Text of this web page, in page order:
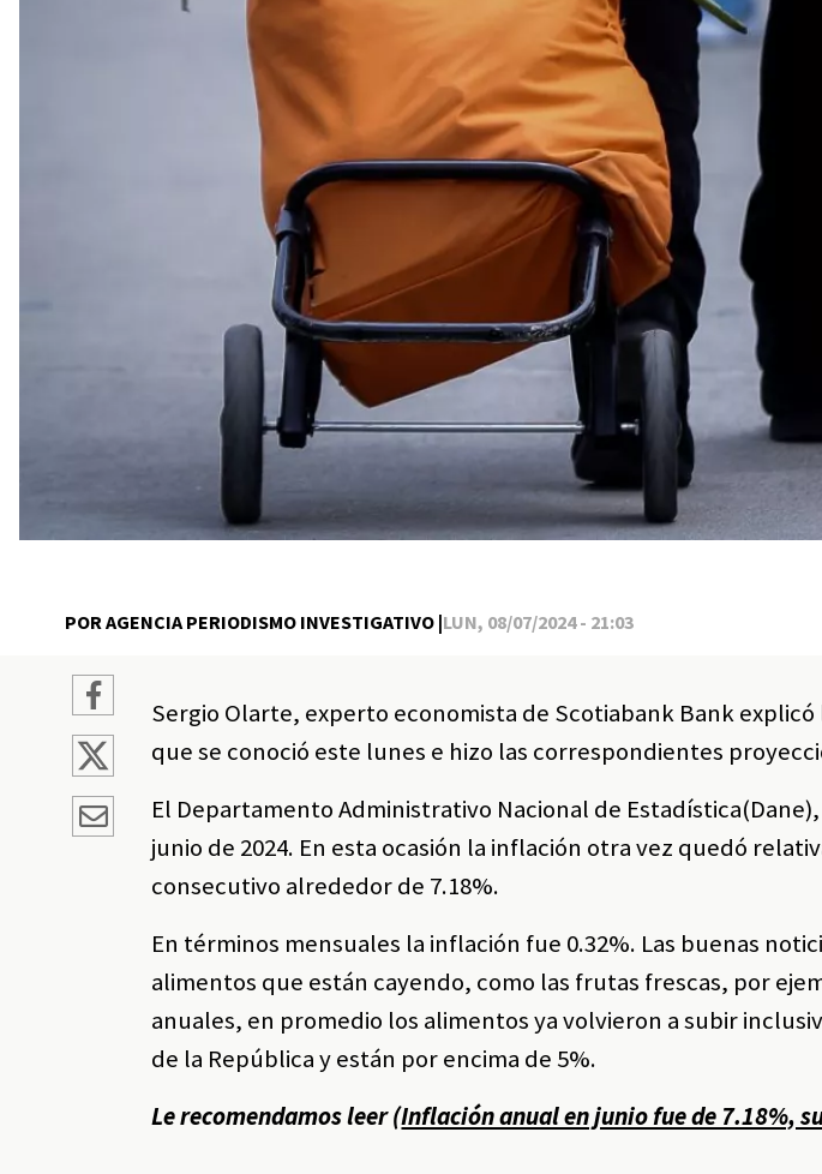
POR AGENCIA PERIODISMO INVESTIGATIVO |LUN, 08/07/2024 - 21:03
Sergio Olarte, experto economista de Scotiabank Bank explicó
que se conoció este lunes e hizo las correspondientes
El Departamento Administrativo Nacional de
junio de 2024. En esta ocasión la inflación otra vez quedó
consecutivo alrededor de 7.18%.
En términos mensuales la inflación fue 0.32%. Las buenas
alimentos que están cayendo, como las frutas frescas, por
anuales, en promedio los alimentos ya volvieron a subir
de la República y están por encima de 5%.
Le recomendamos leer (Inflación anual en junio fue de 7.18%,